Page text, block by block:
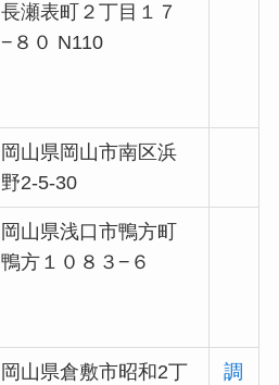
長瀬表町２丁目１７
−８０ N110
岡山県岡山市南区浜
野2-5-30
岡山県浅口市鴨方町
鴨方１０８３−６
岡山県倉敷市昭和2丁
調